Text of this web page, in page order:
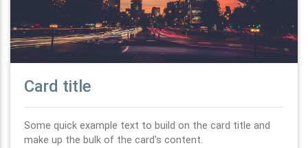
Card title
Some quick example text to build on the card title and
make up the bulk of the card's content.